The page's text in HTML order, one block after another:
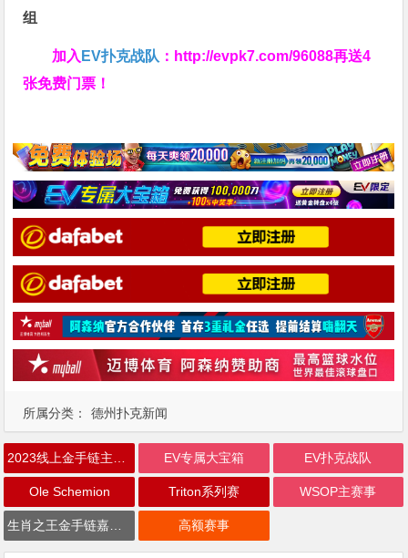
所属分类： 德州扑克新闻
组
加入 EV扑克战队 ： http://evpk7.com/96088再送4
张免费门票！
EV专属大宝箱 EV扑克战队
Ole Schemion Triton系列赛 WSOP主赛事
高额赛事